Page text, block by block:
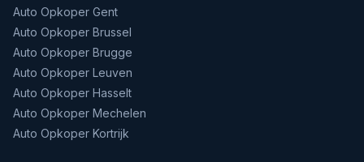
Auto Opkoper Gent
Auto Opkoper Brussel
Auto Opkoper Brugge
Auto Opkoper Leuven
Auto Opkoper Hasselt
Auto Opkoper Mechelen
Auto Opkoper Kortrijk